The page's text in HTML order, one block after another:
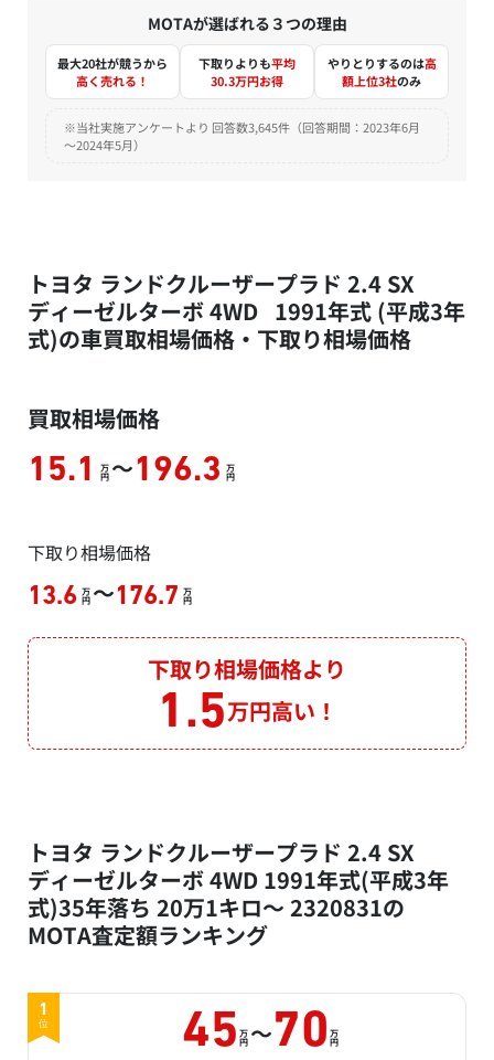
MOTAが選ばれる３つの理由
最大20社が競うから
高く売れる！
下取りよりも平均
30.3万円お得
やりとりするのは高
額上位3社のみ
※当社実施アンケートより 回答数3,645件（回答期間：2023年6月
～2024年5月）
トヨタ ランドクルーザープラド 2.4 SX
ディーゼルターボ 4WD 1991年式 (平成3年
式)の車買取相場価格・下取り相場価格
買取相場価格
15.1 万
円 ～196.3 万
円
下取り相場価格
13.6 万
円 ～176.7 万
円
下取り相場価格より
1.5万円高い！
トヨタ ランドクルーザープラド 2.4 SX
ディーゼルターボ 4WD 1991年式(平成3年
式)35年落ち 20万1キロ～ 2320831の
MOTA査定額ランキング
1
位 45 万
円 ～70 万
円